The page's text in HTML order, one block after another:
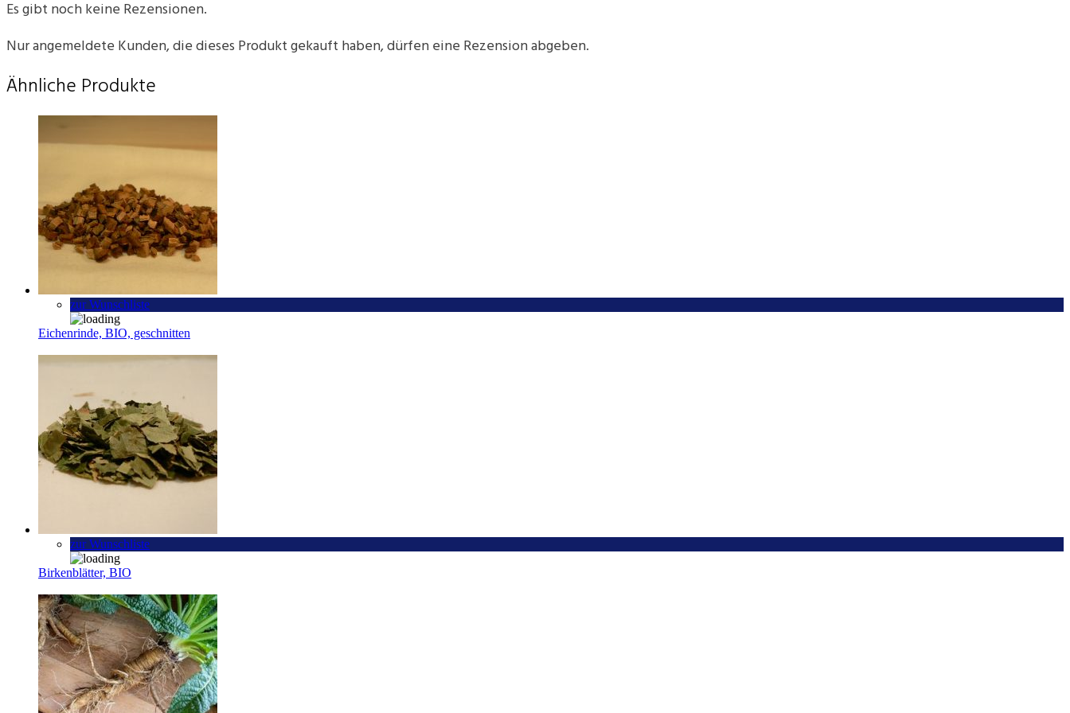
Es gibt noch keine Rezensionen.
Nur angemeldete Kunden, die dieses Produkt gekauft haben, dürfen eine Rezension abgeben.
Ähnliche Produkte
zur Wunschliste
Eichenrinde, BIO, geschnitten
zur Wunschliste
Birkenblätter, BIO